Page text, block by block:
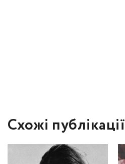
Схожі публікації